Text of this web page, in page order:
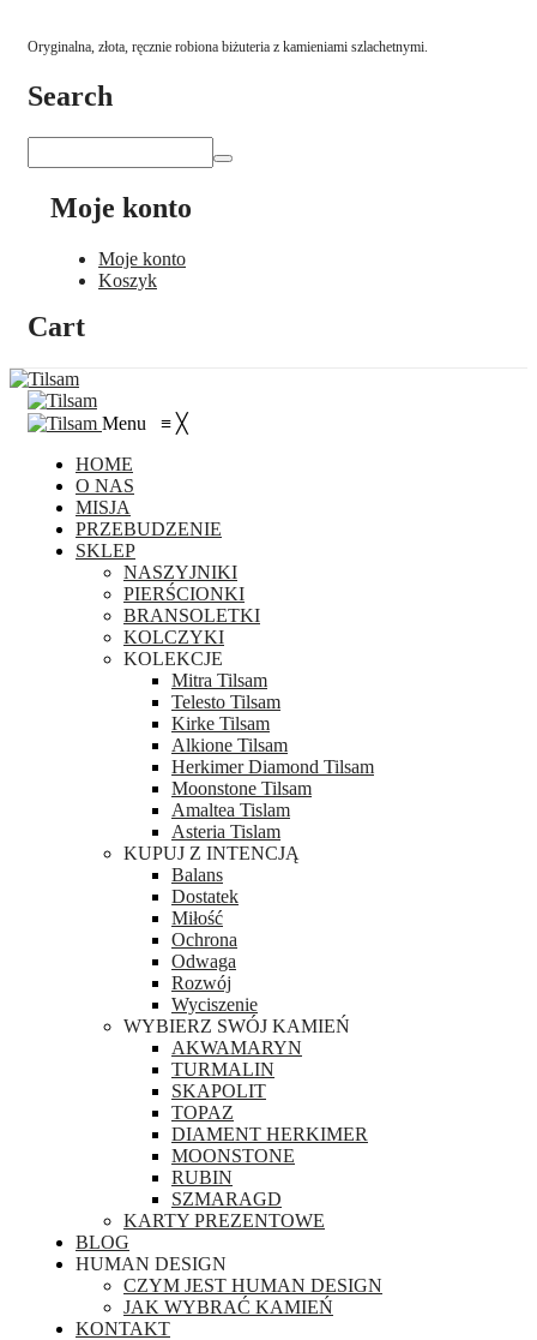
Oryginalna, złota, ręcznie robiona biżuteria z kamieniami szlachetnymi.
Search
Moje konto
Moje konto
Koszyk
Cart
Menu ≡ ╳
HOME
O NAS
MISJA
PRZEBUDZENIE
SKLEP
NASZYJNIKI
PIERŚCIONKI
BRANSOLETKI
KOLCZYKI
KOLEKCJE
Mitra Tilsam
Telesto Tilsam
Kirke Tilsam
Alkione Tilsam
Herkimer Diamond Tilsam
Moonstone Tilsam
Amaltea Tislam
Asteria Tislam
KUPUJ Z INTENCJĄ
Balans
Dostatek
Miłość
Ochrona
Odwaga
Rozwój
Wyciszenie
WYBIERZ SWÓJ KAMIEŃ
AKWAMARYN
TURMALIN
SKAPOLIT
TOPAZ
DIAMENT HERKIMER
MOONSTONE
RUBIN
SZMARAGD
KARTY PREZENTOWE
BLOG
HUMAN DESIGN
CZYM JEST HUMAN DESIGN
JAK WYBRAĆ KAMIEŃ
KONTAKT